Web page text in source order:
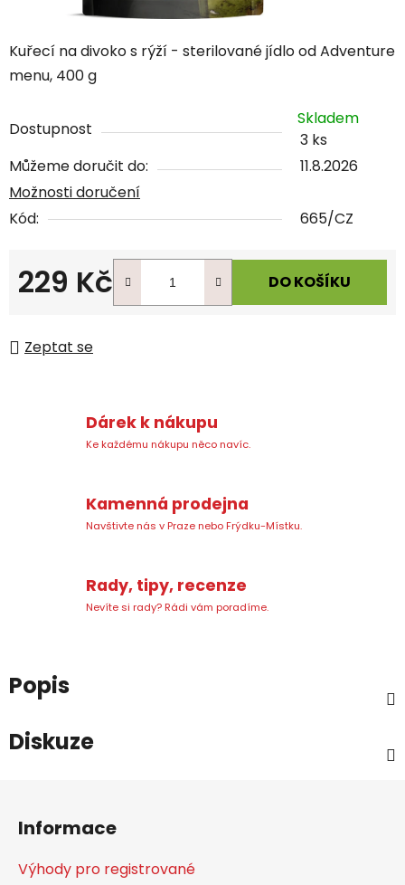
Kuřecí na divoko s rýží - sterilované jídlo od Adventure
menu, 400 g
Dostupnost
Skladem
3 ks
Můžeme doručit do:
11.8.2026
Možnosti doručení
Kód:
665/CZ
229 Kč DO KOŠÍKU
Zeptat se
Dárek k nákupu
Ke každému nákupu něco navíc.
Kamenná prodejna
Navštivte nás v Praze nebo Frýdku-Místku.
Rady, tipy, recenze
Nevíte si rady? Rádi vám poradíme.
Popis
Diskuze
Informace
Výhody pro registrované